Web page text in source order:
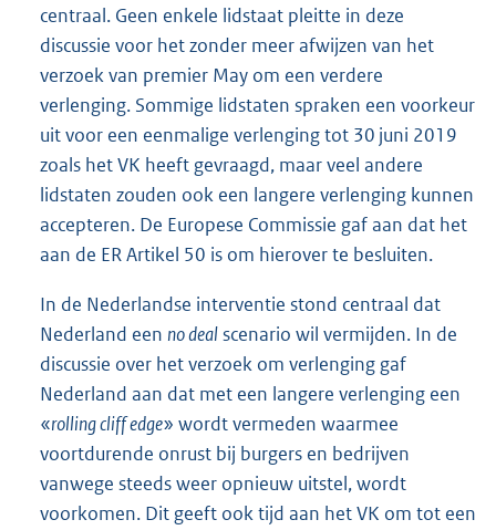
centraal. Geen enkele lidstaat pleitte in deze
discussie voor het zonder meer afwijzen van het
verzoek van premier May om een verdere
verlenging. Sommige lidstaten spraken een voorkeur
uit voor een eenmalige verlenging tot 30 juni 2019
zoals het VK heeft gevraagd, maar veel andere
lidstaten zouden ook een langere verlenging kunnen
accepteren. De Europese Commissie gaf aan dat het
aan de ER Artikel 50 is om hierover te besluiten.
In de Nederlandse interventie stond centraal dat
Nederland een no dealscenario wil vermijden. In de
discussie over het verzoek om verlenging gaf
Nederland aan dat met een langere verlenging een
«rolling cliff edge» wordt vermeden waarmee
voortdurende onrust bij burgers en bedrijven
vanwege steeds weer opnieuw uitstel, wordt
voorkomen. Dit geeft ook tijd aan het VK om tot een